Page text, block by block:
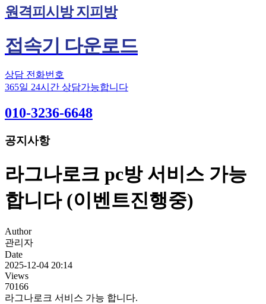
원격피시방 지피방
접속기 다운로드
상담 전화번호
365일 24시간 상담가능합니다
010-3236-6648
공지사항
라그나로크 pc방 서비스 가능
합니다 (이벤트진행중)
Author
관리자
Date
2025-12-04 20:14
Views
70166
라그나로크 서비스 가능 합니다.